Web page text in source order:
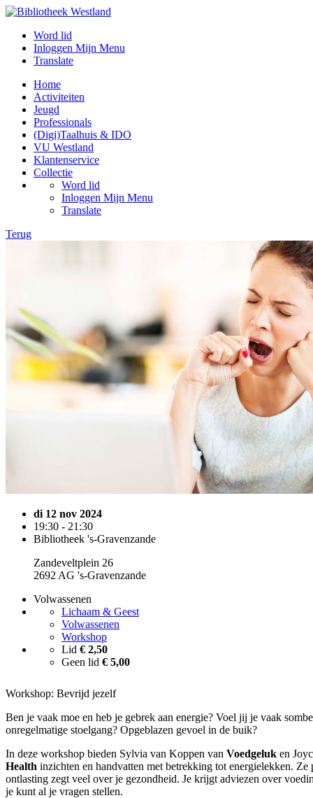
Word lid
Inloggen Mijn Menu
Translate
Home
Activiteiten
Jeugd
Professionals
(Digi)Taalhuis & IDO
VU Westland
Klantenservice
Collectie
Word lid
Inloggen Mijn Menu
Translate
Terug
di 12 nov 2024
19:30 - 21:30
Bibliotheek 's-Gravenzande
Zandeveltplein 26
2692 AG 's-Gravenzande
Volwassenen
Lichaam & Geest
Volwassenen
Workshop
Lid € 2,50
Geen lid € 5,00
Workshop: Bevrijd jezelf
Ben je vaak moe en heb je gebrek aan energie? Voel jij je vaak
onregelmatige stoelgang? Opgeblazen gevoel in de buik?
In deze workshop bieden Sylvia van Koppen van Voedgeluk en
Health inzichten en handvatten met betrekking tot energielekken.
ontlasting zegt veel over je gezondheid. Je krijgt adviezen over
je kunt al je vragen stellen.